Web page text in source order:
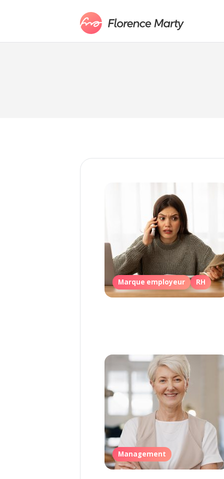
Marque employeur RH
Management